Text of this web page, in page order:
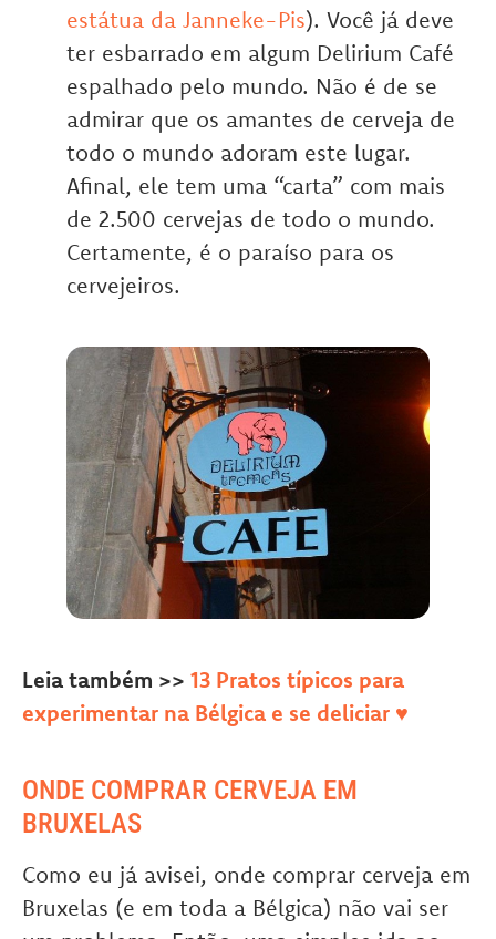
estátua da Janneke-Pis). Você já deve
ter esbarrado em algum Delirium Café
espalhado pelo mundo. Não é de se
admirar que os amantes de cerveja de
todo o mundo adoram este lugar.
Afinal, ele tem uma “carta” com mais
de 2.500 cervejas de todo o mundo.
Certamente, é o paraíso para os
cervejeiros.
Leia também >> 13 Pratos típicos para
experimentar na Bélgica e se deliciar ♥
ONDE COMPRAR CERVEJA EM
BRUXELAS
Como eu já avisei, onde comprar cerveja em
Bruxelas (e em toda a Bélgica) não vai ser